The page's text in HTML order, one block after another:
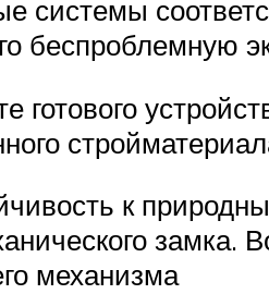
системы
беспроблемную
к
механизма